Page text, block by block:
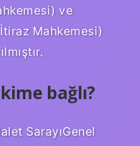
ve
Mahkemesi)
bağlı?
SarayıGenel